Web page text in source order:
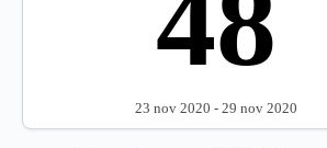
23 nov 2020 - 29 nov 2020